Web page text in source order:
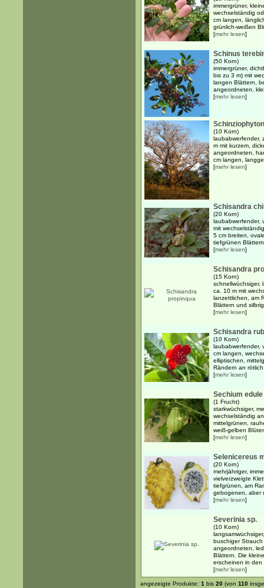
immergrüner,
wechselständig
cm langen,
grünlich-weißen
[mehr lesen]
Schinus
(50 Korn)
immergrüner,
bis zu 3 m) mit
langen Blättern,
angeordneten,
[mehr lesen]
(10 Korn)
laubabwerfender,
m mit kurzem,
angeordneten,
cm langen,
[mehr lesen]
Schisandra
(20 Korn)
laubabwerfender,
mit
5 cm breiten,
tiefgrünen
[mehr lesen]
Schisandra
(15 Korn)
schnellwüchsiger,
ca. 10 m mit
lanzettlichen, am
Blättern und
[mehr lesen]
Schisandra
(10 Korn)
laubabwerfender,
cm langen,
elliptischen,
Rändern an
[mehr lesen]
Sechium edule
(1 Frucht)
starkwüchsiger,
wechselständig
mittelgrünen,
weiß-gelben
[mehr lesen]
Selenicereus
(20 Korn)
mehrjähriger,
vielverzweigte
tiefgrünen, am
gebogenen, aber
[mehr lesen]
Severinia sp.
(10 Korn)
buschiger
angeordneten,
Blättern. Die
erscheinen in den
[mehr lesen]
angezeigte Produkte: 1 bis 20 (von 110